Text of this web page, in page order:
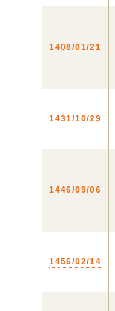
1408/01/21
1431/10/29
1446/09/06
1456/02/14